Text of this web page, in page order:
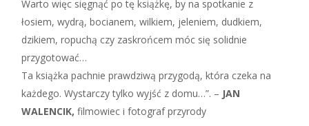
Warto więc sięgnąć po tę książkę, by na spotkanie z
łosiem, wydrą, bocianem, wilkiem, jeleniem, dudkiem,
dzikiem, ropuchą czy zaskrońcem móc się solidnie
przygotować…
Ta książka pachnie prawdziwą przygodą, która czeka na
każdego. Wystarczy tylko wyjść z domu…”. – JAN
WALENCIK, filmowiec i fotograf przyrody